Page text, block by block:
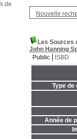
Nouvelle
Les Sources
John Hanning
Public
ISBD
Type de
Année de
de